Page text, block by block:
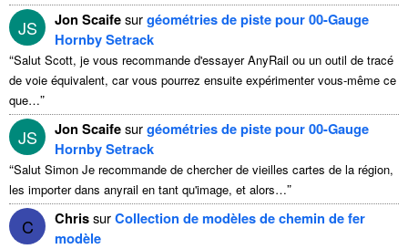
JS Jon Scaifesurgéométries de piste pour 00-Gauge
Hornby Setrack
“Salut Scott, je vous recommande d'essayer AnyRail ou un outil de tracé
de voie équivalent, car vous pourrez ensuite expérimenter vous-même ce
que…”
JS Jon Scaifesurgéométries de piste pour 00-Gauge
Hornby Setrack
“Salut Simon Je recommande de chercher de vieilles cartes de la région,
les importer dans anyrail en tant qu'image, et alors…”
C ChrissurCollection de modèles de chemin de fer
modèle